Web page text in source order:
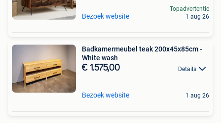
Bezoek website
Topadvertentie
1 aug 26
Badkamermeubel teak 200x45x85cm -
White wash
€ 1.575,00 Details
Bezoek website 1 aug 26